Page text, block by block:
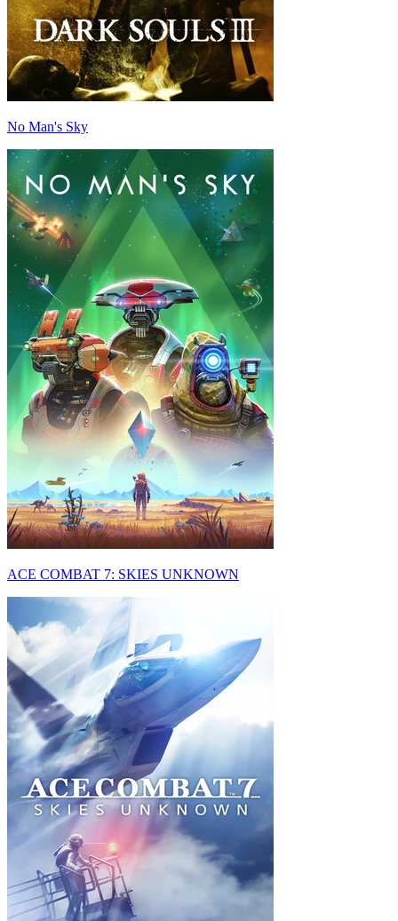
No Man's Sky
ACE COMBAT 7: SKIES UNKNOWN